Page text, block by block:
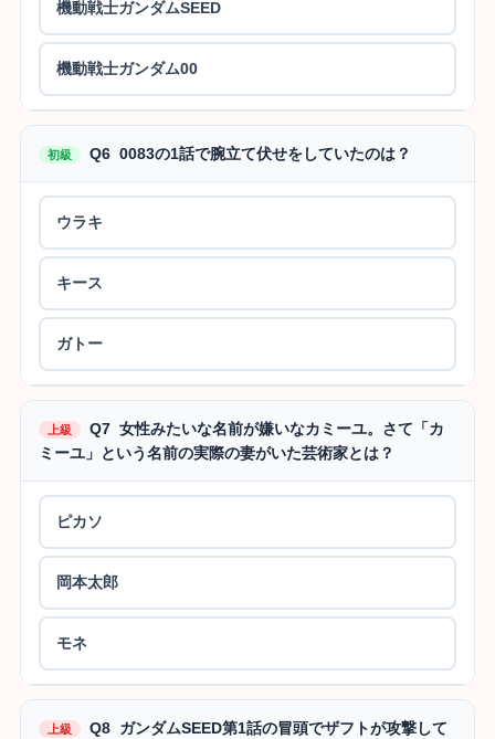
機動戦士ガンダムSEED
機動戦士ガンダム00
初級 Q6 0083の1話で腕立て伏せをしていたのは？
ウラキ
キース
ガトー
上級
Q7 女性みたいな名前が嫌いなカミーユ。さて「カ
ミーユ」という名前の実際の妻がいた芸術家とは？
ピカソ
岡本太郎
モネ
上級
Q8 ガンダムSEED第1話の冒頭でザフトが攻撃して